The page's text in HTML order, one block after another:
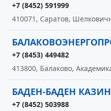
+7 (8452) 591999
410071, Саратов,
+7 (8453) 449482
413800, Балаково,
БАДЕН-БАДЕН
+7 (8452) 503988